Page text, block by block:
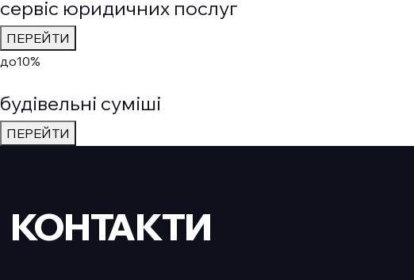
сервіс юридичних послуг
ПЕРЕЙТИ
до10%
будівельні суміші
ПЕРЕЙТИ
КОНТАКТИ